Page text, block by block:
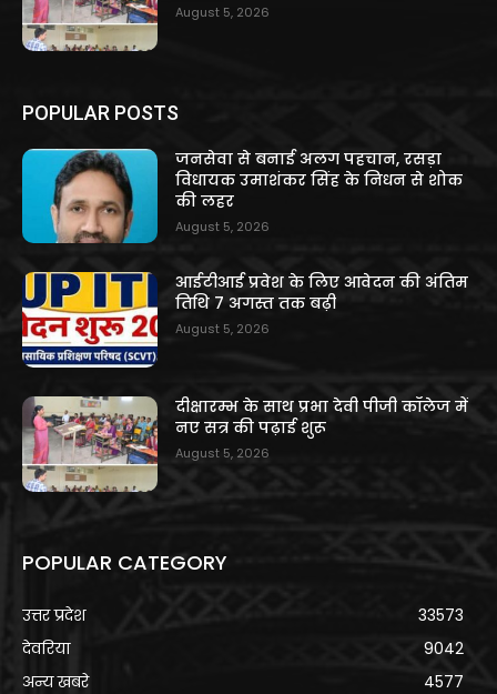
August 5, 2026
POPULAR POSTS
जनसेवा से बनाई अलग पहचान, रसड़ा
विधायक उमाशंकर सिंह के निधन से शोक
की लहर
August 5, 2026
आईटीआई प्रवेश के लिए आवेदन की अंतिम
तिथि 7 अगस्त तक बढ़ी
August 5, 2026
दीक्षारम्भ के साथ प्रभा देवी पीजी कॉलेज में
नए सत्र की पढ़ाई शुरू
August 5, 2026
POPULAR CATEGORY
उत्तर प्रदेश
33573
देवरिया
9042
अन्य खबरे
4577